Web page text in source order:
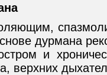
дурмана
и
верхних